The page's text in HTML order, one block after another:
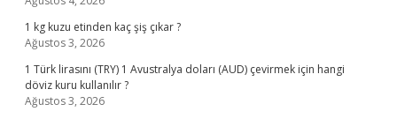
1 kg kuzu etinden kaç şiş çıkar ?
Ağustos 3, 2026
1 Türk lirasını (TRY) 1 Avustralya doları (AUD) çevirmek için hangi
döviz kuru kullanılır ?
Ağustos 3, 2026